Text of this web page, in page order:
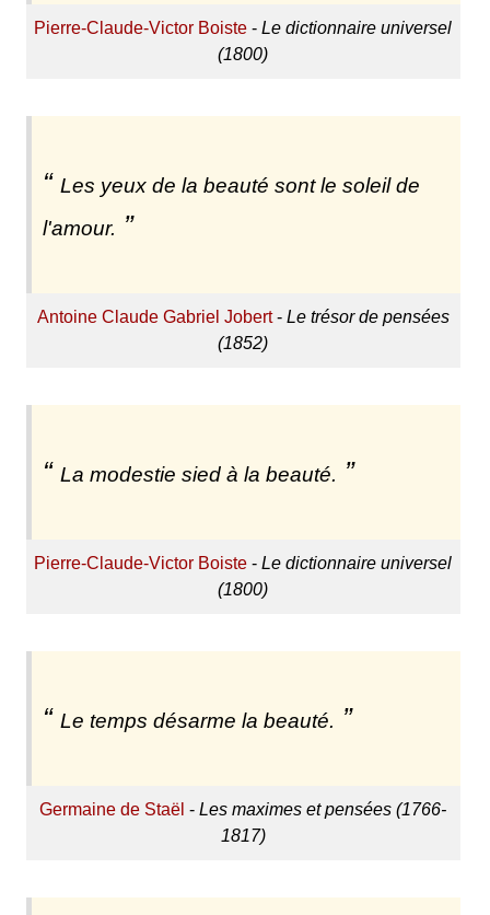
Pierre-Claude-Victor Boiste -Le dictionnaire universel
(1800)
Les yeux de la beauté sont le soleil de
l'amour.
Antoine Claude Gabriel Jobert- Le trésor de pensées
(1852)
La modestie sied à la beauté.
Pierre-Claude-Victor Boiste -Le dictionnaire universel
(1800)
Le temps désarme la beauté.
Germaine de Staël -Les maximes et pensées (1766-
1817)